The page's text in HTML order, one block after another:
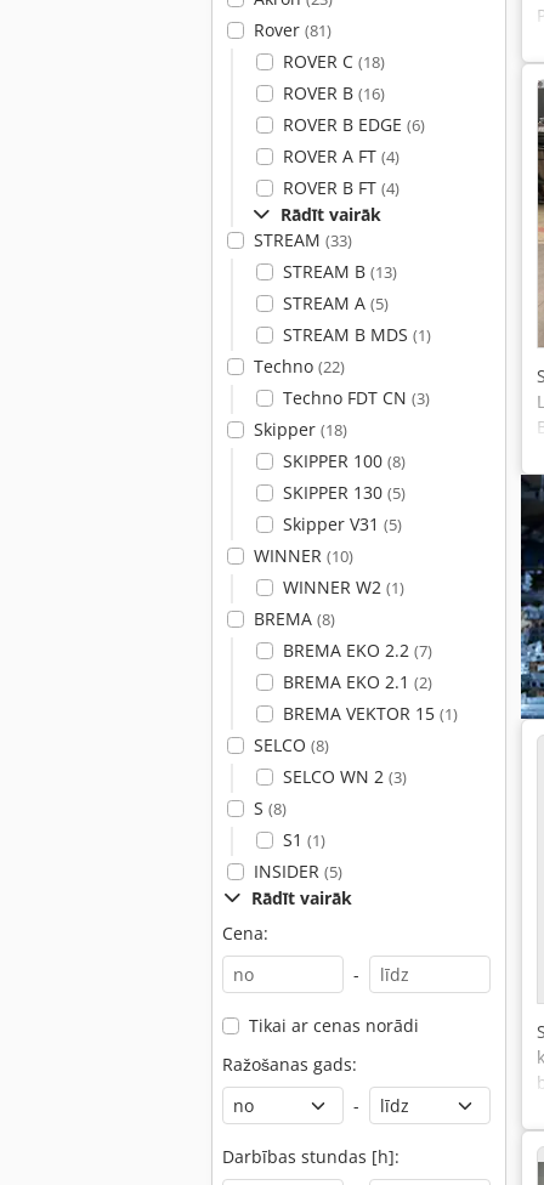
Rover (81)
ROVER C (18)
ROVER B (16)
ROVER B EDGE (6)
ROVER A FT (4)
ROVER B FT (4)
Rādīt vairāk
STREAM (33)
STREAM B (13)
STREAM A (5)
STREAM B MDS (1)
Techno (22)
Techno FDT CN (3)
Skipper (18)
SKIPPER 100 (8)
SKIPPER 130 (5)
Skipper V31 (5)
WINNER (10)
WINNER W2 (1)
BREMA (8)
BREMA EKO 2.2 (7)
BREMA EKO 2.1 (2)
BREMA VEKTOR 15 (1)
SELCO (8)
SELCO WN 2 (3)
S (8)
S1 (1)
INSIDER (5)
Rādīt vairāk
Cena:
-
Tikai ar cenas norādi
Ražošanas gads:
-
Darbības stundas [h]: